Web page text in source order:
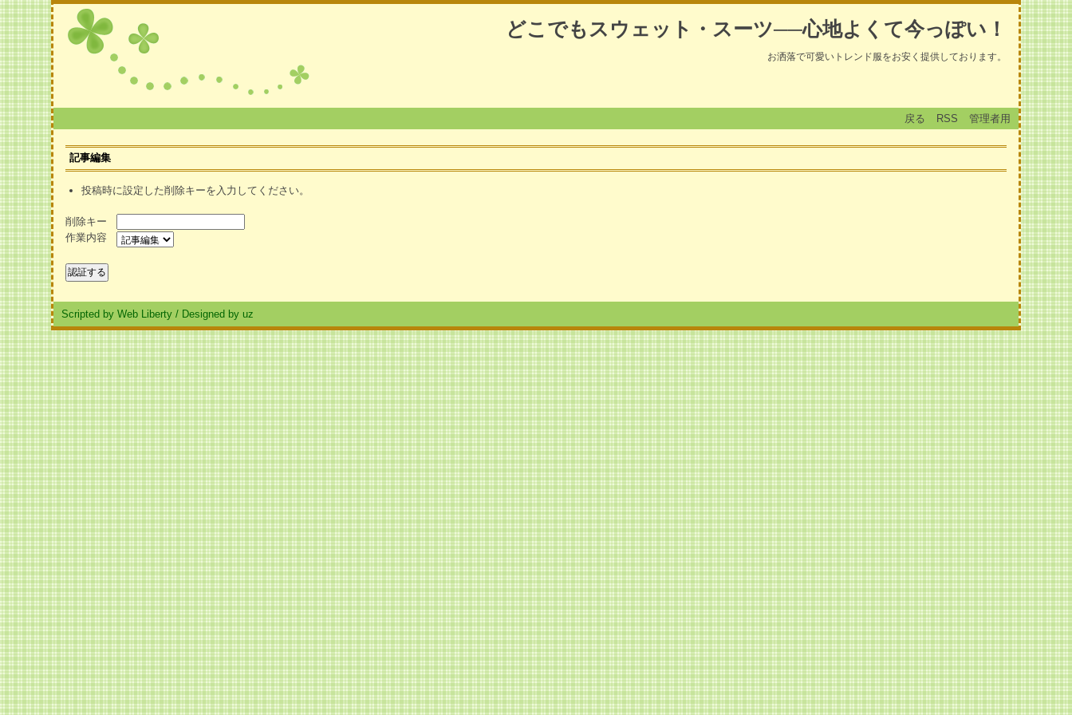
どこでもスウェット・スーツ──心地よくて今っぽい！
お洒落で可愛いトレンド服をお安く提供しております。
戻る RSS 管理者用
記事編集
投稿時に設定した削除キーを入力してください。
削除キー
作業内容
Scripted by Web Liberty / Designed by uz